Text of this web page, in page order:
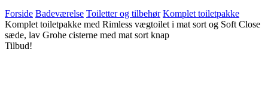
Forside Badeværelse Toiletter og tilbehør Komplet toiletpakke
Komplet toiletpakke med Rimless vægtoilet i mat sort og Soft Close
sæde, lav Grohe cisterne med mat sort knap
Tilbud!